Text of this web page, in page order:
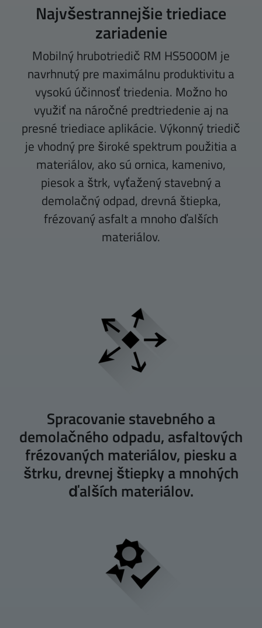
Najvšestrannejšie triediace
zariadenie
Mobilný hrubotriedič RM HS5000M je
navrhnutý pre maximálnu produktivitu a
vysokú účinnosť triedenia. Možno ho
využiť na náročné predtriedenie aj na
presné triediace aplikácie. Výkonný triedič
je vhodný pre široké spektrum použitia a
materiálov, ako sú ornica, kamenivo,
piesok a štrk, vyťažený stavebný a
demolačný odpad, drevná štiepka,
frézovaný asfalt a mnoho ďalších
materiálov.
Spracovanie stavebného a
demolačného odpadu, asfaltových
frézovaných materiálov, piesku a
štrku, drevnej štiepky a mnohých
ďalších materiálov.